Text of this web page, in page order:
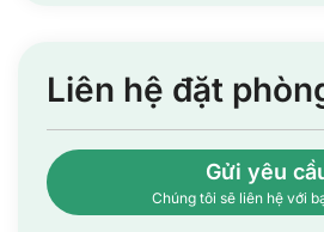
Liên hệ đặt
Gửi yêu
Chúng tôi sẽ liên hệ với